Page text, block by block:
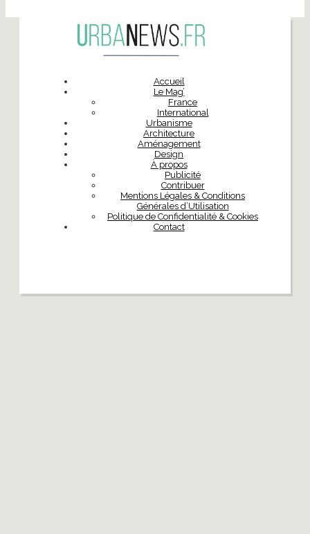
Accueil
Le Mag’
France
International
Urbanisme
Architecture
Aménagement
Design
À propos
Publicité
Contribuer
Mentions Légales & Conditions
Générales d’Utilisation
Politique de Confidentialité & Cookies
Contact